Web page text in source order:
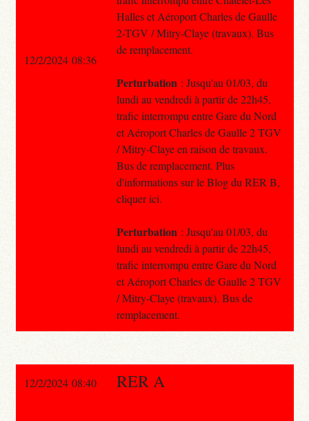
Halles et Aéroport Charles de Gaulle
2-TGV / Mitry-Claye (travaux). Bus
de remplacement.
Perturbation : Jusqu'au 01/03, du
lundi au vendredi à partir de 22h45,
trafic interrompu entre Gare du Nord
et Aéroport Charles de Gaulle 2 TGV
/ Mitry-Claye en raison de travaux.
Bus de remplacement. Plus
d'informations sur le Blog du RER B,
cliquer ici.
Perturbation : Jusqu'au 01/03, du
lundi au vendredi à partir de 22h45,
trafic interrompu entre Gare du Nord
et Aéroport Charles de Gaulle 2 TGV
/ Mitry-Claye (travaux). Bus de
remplacement.
12/2/2024 08:36
12/2/2024 08:40 RER A